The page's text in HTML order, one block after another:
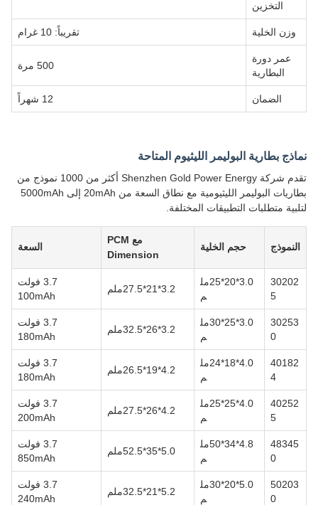
التخزين
وزن الخلية تقريباً: 10 غرام
عمر دورة
البطارية
500 مرة
الضمان 12 شهراً
نماذج بطارية البوليمر الليثيوم المتاحة
تقدم شركة Shenzhen Gold Power Energy أكثر من 1000 نموذج من
بطاريات البوليمر الليثيومية مع نطاق السعة من 20mAh إلى 5000mAh
لتلبية متطلبات التطبيقات المختلفة.
النموذج حجم الخلية
مع PCM
Dimension
السعة
30202
5
3.0*20*25مل
م
3.2*21*27.5ملم
3.7 فولت
100mAh
30253
0
3.0*25*30مل
م
3.2*26*32.5ملم
3.7 فولت
180mAh
40182
4
4.0*18*24مل
م
4.2*19*26.5ملم
3.7 فولت
180mAh
40252
5
4.0*25*25مل
م
4.2*26*27.5ملم
3.7 فولت
200mAh
48345
0
4.8*34*50مل
م
5.0*35*52.5ملم
3.7 فولت
850mAh
50203
0
5.0*20*30مل
م
5.2*21*32.5ملم
3.7 فولت
240mAh